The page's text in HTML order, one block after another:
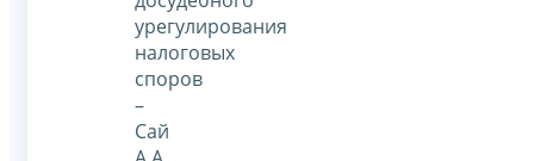
урегулирования
налоговых
споров
–
Сай